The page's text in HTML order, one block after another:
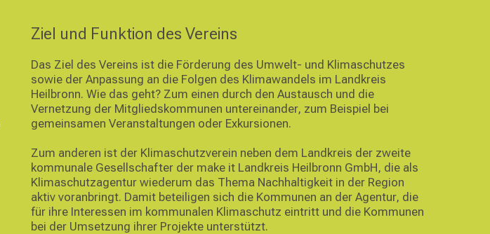
Ziel und Funktion des Vereins
Das Ziel des Vereins ist die Förderung des Umwelt- und Klimaschutzes
sowie der Anpassung an die Folgen des Klimawandels im Landkreis
Heilbronn. Wie das geht? Zum einen durch den Austausch und die
Vernetzung der Mitgliedskommunen untereinander, zum Beispiel bei
gemeinsamen Veranstaltungen oder Exkursionen.
Zum anderen ist der Klimaschutzverein neben dem Landkreis der zweite
kommunale Gesellschafter der make it Landkreis Heilbronn GmbH, die als
Klimaschutzagentur wiederum das Thema Nachhaltigkeit in der Region
aktiv voranbringt. Damit beteiligen sich die Kommunen an der Agentur, die
für ihre Interessen im kommunalen Klimaschutz eintritt und die Kommunen
bei der Umsetzung ihrer Projekte unterstützt.